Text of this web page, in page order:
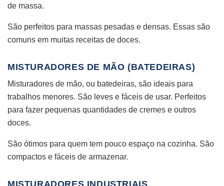
de massa.
São perfeitos para massas pesadas e densas. Essas são
comuns em muitas receitas de doces.
MISTURADORES DE MÃO (BATEDEIRAS)
Misturadores de mão, ou batedeiras, são ideais para
trabalhos menores. São leves e fáceis de usar. Perfeitos
para fazer pequenas quantidades de cremes e outros
doces.
São ótimos para quem tem pouco espaço na cozinha. São
compactos e fáceis de armazenar.
MISTURADORES INDUSTRIAIS